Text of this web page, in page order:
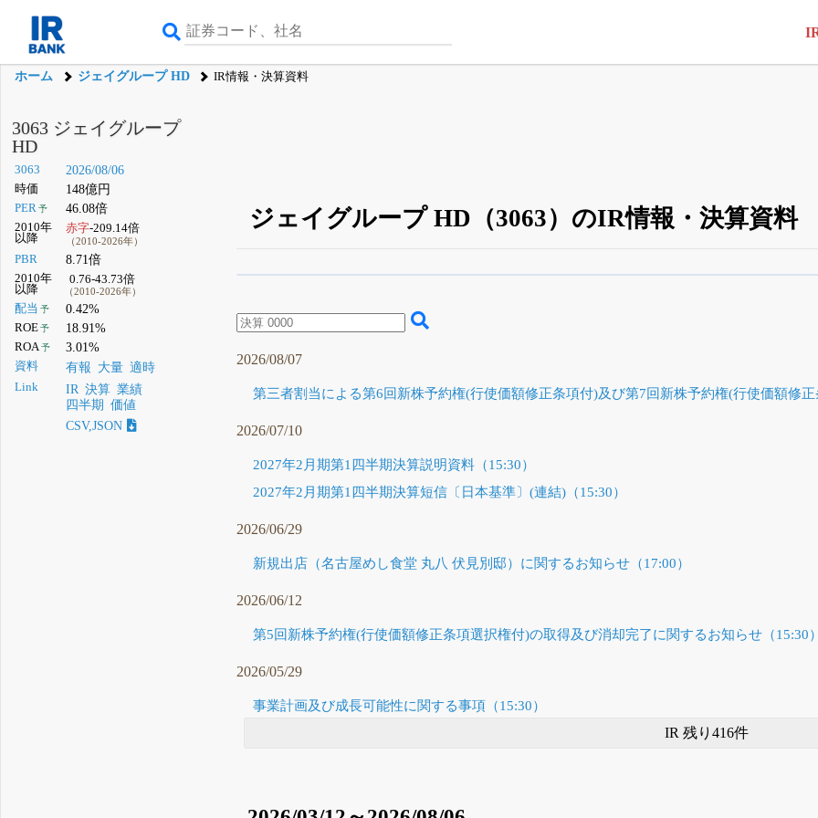
ホーム ジェイグループ HD IR情報・決算資料
3063 ジェイグループ
HD
3063 2026/08/06
時価 148億円
PER予 46.08倍
2010年
以降
赤字-209.14倍
（2010-2026年）
PBR 8.71倍
2010年
以降
0.76-43.73倍
（2010-2026年）
配当 予 0.42%
ROE予 18.91%
ROA 予 3.01%
資料 有報 大量 適時
Link IR 決算 業績
四半期 価値
CSV,JSON
ジェイグループ HD（3063）のIR情報・決算資料
無料でβ版をはじめる
2026/08/07
第三者割当による第6回新株予約権(行使価額修正条項付)及び第7回新株予約権(行使価額修
2026/07/10
2027年2月期第1四半期決算説明資料（15:30）
2027年2月期第1四半期決算短信〔日本基準〕(連結)（15:30）
2026/06/29
新規出店（名古屋めし食堂 丸八 伏見別邸）に関するお知らせ（17:00）
2026/06/12
第5回新株予約権(行使価額修正条項選択権付)の取得及び消却完了に関するお知らせ（15:30
2026/05/29
事業計画及び成長可能性に関する事項（15:30）
IR 残り416件